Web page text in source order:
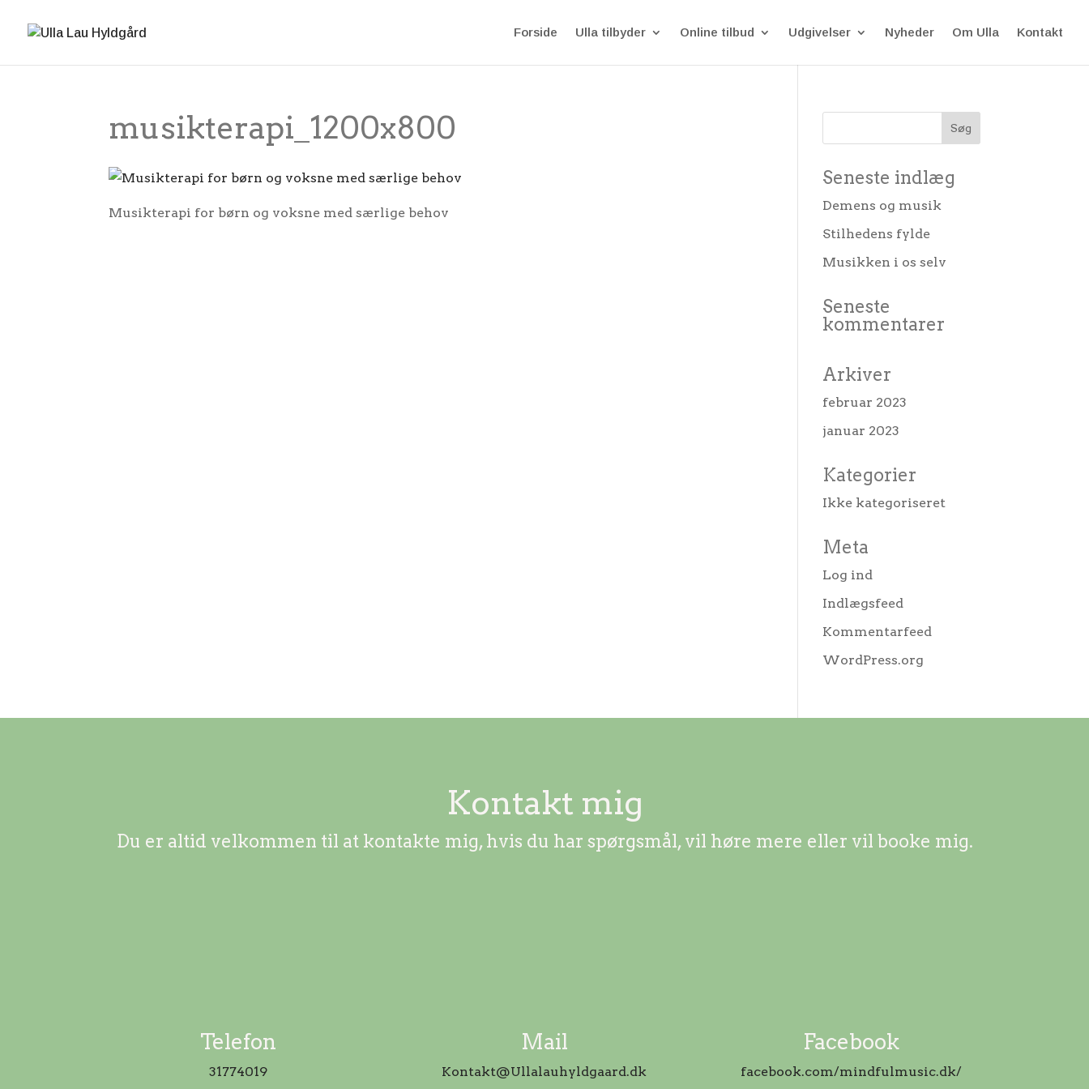
Forside Ulla tilbyder Online tilbud Udgivelser Nyheder Om Ulla Kontakt
musikterapi_1200x800
Musikterapi for børn og voksne med særlige behov
Seneste indlæg
Demens og musik
Stilhedens fylde
Musikken i os selv
Seneste
kommentarer
Arkiver
februar 2023
januar 2023
Kategorier
Ikke kategoriseret
Meta
Log ind
Indlægsfeed
Kommentarfeed
WordPress.org
Kontakt mig
Du er altid velkommen til at kontakte mig, hvis du har spørgsmål, vil høre mere eller vil booke mig.
Telefon
31774019
Mail
Kontakt@Ullalauhyldgaard.dk
Facebook
facebook.com/mindfulmusic.dk/